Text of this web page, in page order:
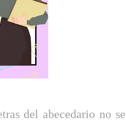
del abecedario no se